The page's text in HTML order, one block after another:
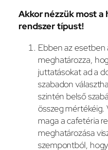
Akkor nézzük most
rendszer típust!
Ebben az
meghatározza,
juttatásokat ad a
szabadon
szintén belső
összeg mértékéig.
maga a cafetéria
meghatározása
szempontból,